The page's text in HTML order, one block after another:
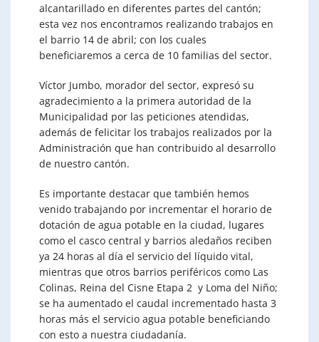
alcantarillado en diferentes partes del cantón;
esta vez nos encontramos realizando trabajos en
el barrio 14 de abril; con los cuales
beneficiaremos a cerca de 10 familias del sector.
Víctor Jumbo, morador del sector, expresó su
agradecimiento a la primera autoridad de la
Municipalidad por las peticiones atendidas,
además de felicitar los trabajos realizados por la
Administración que han contribuido al desarrollo
de nuestro cantón.
Es importante destacar que también hemos
venido trabajando por incrementar el horario de
dotación de agua potable en la ciudad, lugares
como el casco central y barrios aledaños reciben
ya 24 horas al día el servicio del líquido vital,
mientras que otros barrios periféricos como Las
Colinas, Reina del Cisne Etapa 2 y Loma del Niño;
se ha aumentado el caudal incrementado hasta 3
horas más el servicio agua potable beneficiando
con esto a nuestra ciudadanía.